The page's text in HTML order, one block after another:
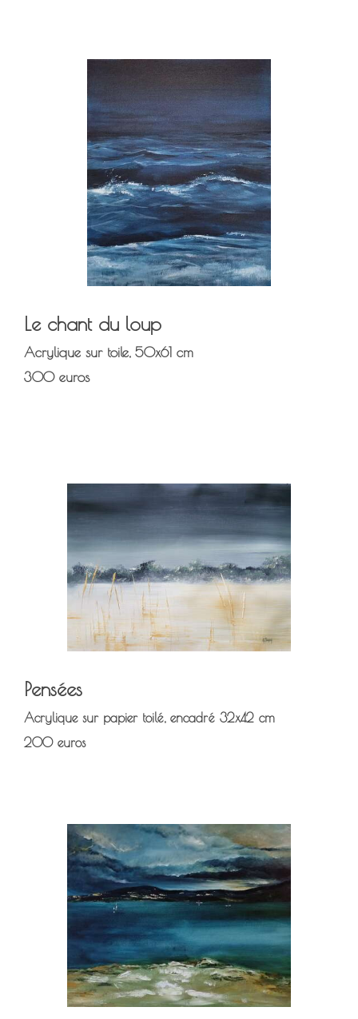
Le chant du loup
Acrylique sur toile, 50x61 cm
300 euros
Pensées
Acrylique sur papier toilé, encadré 32x42 cm
200 euros